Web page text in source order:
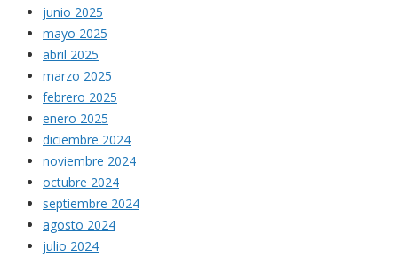
junio 2025
mayo 2025
abril 2025
marzo 2025
febrero 2025
enero 2025
diciembre 2024
noviembre 2024
octubre 2024
septiembre 2024
agosto 2024
julio 2024